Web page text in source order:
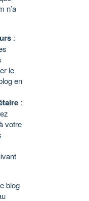
n’a
:
le
en
:
votre
blog